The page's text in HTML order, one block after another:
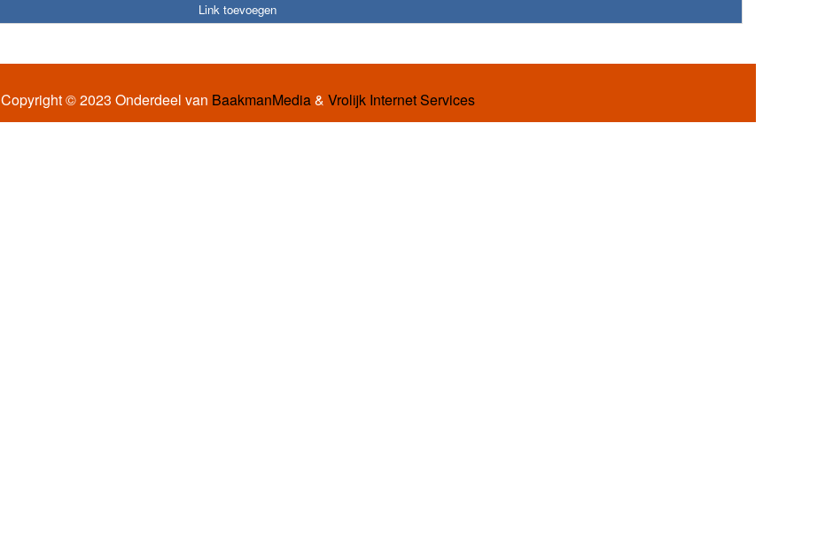
Link toevoegen
Copyright © 2023 Onderdeel van BaakmanMedia& Vrolijk Internet Services